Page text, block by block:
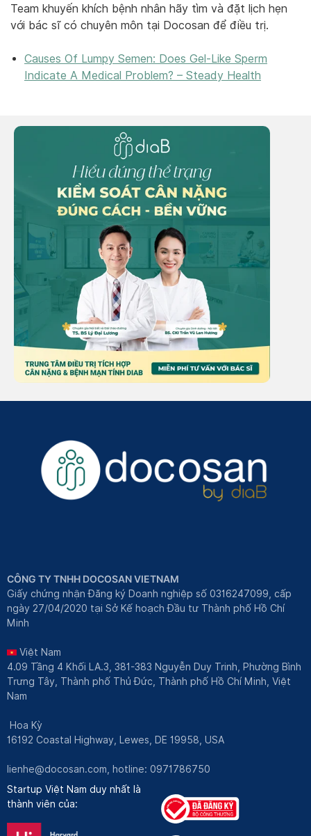
Team khuyến khích bệnh nhân hãy tìm và đặt lịch hẹn
với bác sĩ có chuyên môn tại Docosan để điều trị.
Causes Of Lumpy Semen: Does Gel-Like Sperm
Indicate A Medical Problem? – Steady Health
CÔNG TY TNHH DOCOSAN VIETNAM
Giấy chứng nhận Đăng ký Doanh nghiệp số 0316247099, cấp
ngày 27/04/2020 tại Sở Kế hoạch Đầu tư Thành phố Hồ Chí
Minh
Việt Nam
4.09 Tầng 4 Khối LA.3, 381-383 Nguyễn Duy Trinh, Phường Bình
Trưng Tây, Thành phố Thủ Đức, Thành phố Hồ Chí Minh, Việt
Nam
Hoa Kỳ
16192 Coastal Highway, Lewes, DE 19958, USA
lienhe@docosan.com , hotline: 0971786750
Startup Việt Nam duy nhất là
thành viên của: